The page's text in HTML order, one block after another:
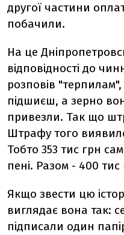
другої частини
побачили.
На це
відповідності до
розповів
підшиєш, а зерно
привезли. Так що
Штрафу того
Тобто 353 тис грн
пені. Разом - 400 тис
Якщо звести цю
виглядає вона так:
підписали один